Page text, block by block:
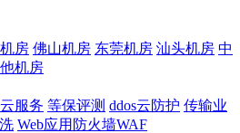
房 佛山机房 东莞机房 汕头机房 中
机房
云服务 等保评测 ddos云防护 传输业
Web应用防火墙WAF